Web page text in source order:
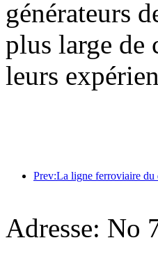
générateurs
plus large de
leurs
Adresse: No